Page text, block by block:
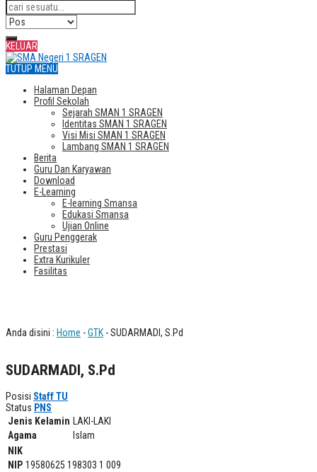
KELUAR
TUTUP MENU
Halaman Depan
Profil Sekolah
Sejarah SMAN 1 SRAGEN
Identitas SMAN 1 SRAGEN
Visi Misi SMAN 1 SRAGEN
Lambang SMAN 1 SRAGEN
Berita
Guru Dan Karyawan
Download
E-Learning
E-learning Smansa
Edukasi Smansa
Ujian Online
Guru Penggerak
Prestasi
Extra Kurikuler
Fasilitas
Anda disini : Home -GTK - SUDARMADI, S.Pd
SUDARMADI, S.Pd
Posisi Staff TU
Status PNS
Jenis Kelamin LAKI-LAKI
Agama
Islam
NIK
NIP 19580625 198303 1 009